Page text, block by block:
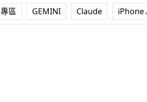
區 GEMINI Claude iPhone